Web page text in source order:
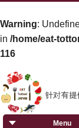
Warning:
in /home/eat-
116
Menu